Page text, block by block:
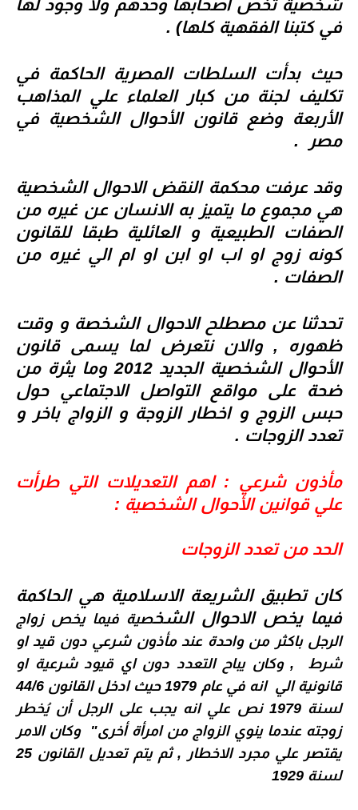
شخصية تخص اصحابها وحدهم ولا وجود لها
في كتبنا الفقهية كلها) .
حيث بدأت السلطات المصرية الحاكمة في
تكليف لجنة من كبار العلماء علي المذاهب
الأربعة وضع قانون الأحوال الشخصية في
مصر
.
وقد عرفت محكمة النقض الاحوال الشخصية
هي مجموع ما يتميز به الانسان عن غيره من
الصفات الطبيعية و العائلية طبقا للقانون
كونه زوج او اب او ابن او ام الي غيره من
الصفات .
تحدثنا عن مصطلح الاحوال الشخصة و وقت
ظهوره , والان نتعرض لما يسمىقانون
الأحوال الشخصية الجديد 2012
وما يثرة من
ضحة على مواقع التواصل الاجتماعي حول
حبس الزوج و اخطار الزوجة و الزواج باخر و
تعدد الزوجات .
مأذون شرعي : اهم التعديلات التي طرأت
علي قوانين الأحوال الشخصية :
الحد من تعدد الزوجات
كان تطبيق الشريعة الاسلامية هي الحاكمة
فيما يخص الاحوال الشخصية فيما يخص زواج
الرجل باكثر من واحدة عند مأذون شرعي دون قيد او
شرط
, وكان يباح التعدد دون اي قيود شرعية او
قانونية الي انه في عام 1979 حيث ادخل القانون 44/6
لسنة 1979 نص علي انه
يجب على الرجل أن يُخطر
زوجته عندما ينوي الزواج من امرأة أخرى"
وكان الامر
يقتصر علي مجرد الاخطار , ثم يتم تعديل
القانون 25
لسنة 1929